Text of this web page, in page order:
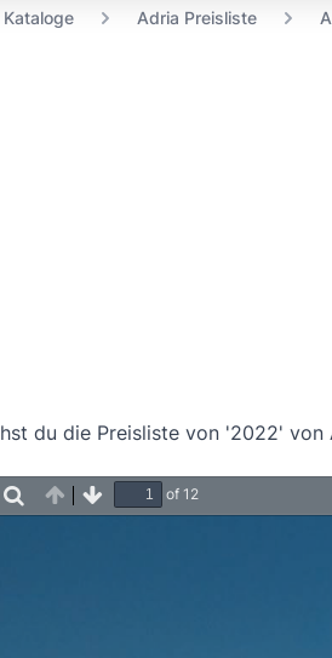
Kataloge Adria Preisliste
du die Preisliste von '2022' von
Find PreviousNext
of 12